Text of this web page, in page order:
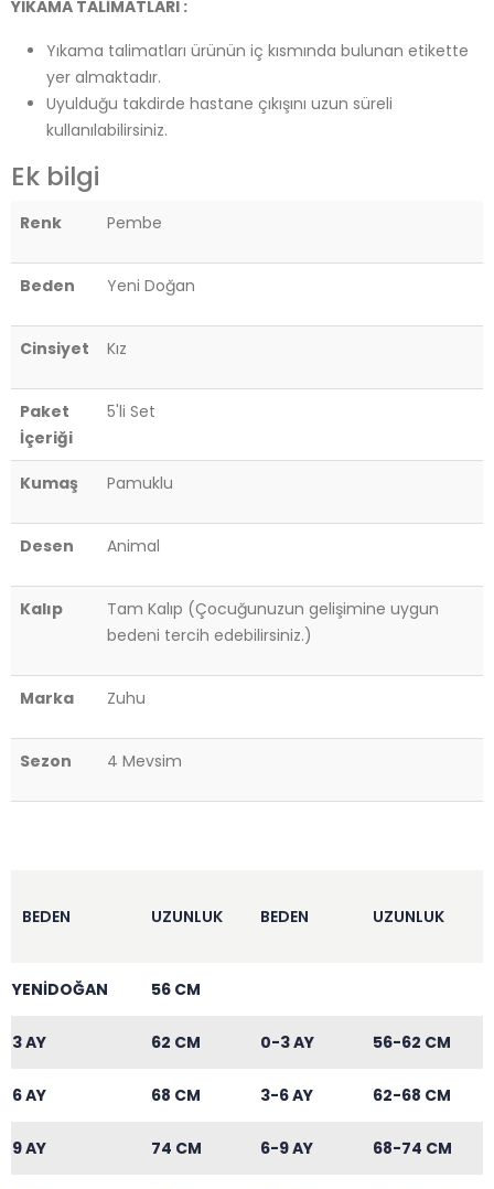
YIKAMA TALİMATLARI :
Yıkama talimatları ürünün iç kısmında bulunan etikette
yer almaktadır.
Uyulduğu takdirde hastane çıkışını uzun süreli
kullanılabilirsiniz.
Ek bilgi
Renk Pembe
Beden Yeni Doğan
Cinsiyet Kız
Paket
İçeriği
5'li Set
Kumaş Pamuklu
Desen Animal
Kalıp
Tam Kalıp (Çocuğunuzun gelişimine uygun
bedeni tercih edebilirsiniz.)
Marka Zuhu
Sezon 4 Mevsim
BEDEN UZUNLUK BEDEN UZUNLUK
YENİDOĞAN 56 CM
3 AY 62 CM 0-3 AY 56-62 CM
6 AY 68 CM 3-6 AY 62-68 CM
9 AY 74 CM 6-9 AY 68-74 CM